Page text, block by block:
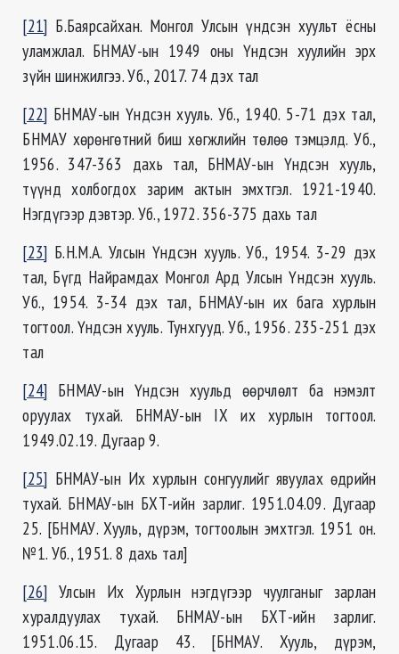
[21] Б.Баярсайхан. Монгол Улсын үндсэн хуульт ёсны
уламжлал. БНМАУ-ын 1949 оны Үндсэн хуулийн эрх
зүйн шинжилгээ. Уб., 2017. 74 дэх тал
[22] БНМАУ-ын Үндсэн хууль. Уб., 1940. 5-71 дэх тал,
БНМАУ хөрөнгөтний биш хөгжлийн төлөө тэмцэлд. Уб.,
1956. 347-363 дахь тал, БНМАУ-ын Үндсэн хууль,
түүнд холбогдох зарим актын эмхтгэл. 1921-1940.
Нэгдүгээр дэвтэр. Уб., 1972. 356-375 дахь тал
[23] Б.Н.М.А. Улсын Үндсэн хууль. Уб., 1954. 3-29 дэх
тал, Бүгд Найрамдах Монгол Ард Улсын Үндсэн хууль.
Уб., 1954. 3-34 дэх тал, БНМАУ-ын их бага хурлын
тогтоол. Үндсэн хууль. Тунхгууд. Уб., 1956. 235-251 дэх
тал
[24] БНМАУ-ын Үндсэн хуульд өөрчлөлт ба нэмэлт
оруулах тухай. БНМАУ-ын IX их хурлын тогтоол.
1949.02.19. Дугаар 9.
[25] БНМАУ-ын Их хурлын сонгуулийг явуулах өдрийн
тухай. БНМАУ-ын БХТ-ийн зарлиг. 1951.04.09. Дугаар
25. [БНМАУ. Хууль, дүрэм, тогтоолын эмхтгэл. 1951 он.
№1. Уб., 1951. 8 дахь тал]
[26] Улсын Их Хурлын нэгдүгээр чуулганыг зарлан
хуралдуулах тухай. БНМАУ-ын БХТ-ийн зарлиг.
1951.06.15. Дугаар 43. [БНМАУ. Хууль, дүрэм,